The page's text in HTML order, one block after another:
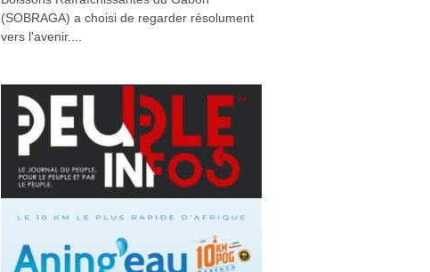
(SOBRAGA) a choisi de regarder résolument
vers l'avenir....